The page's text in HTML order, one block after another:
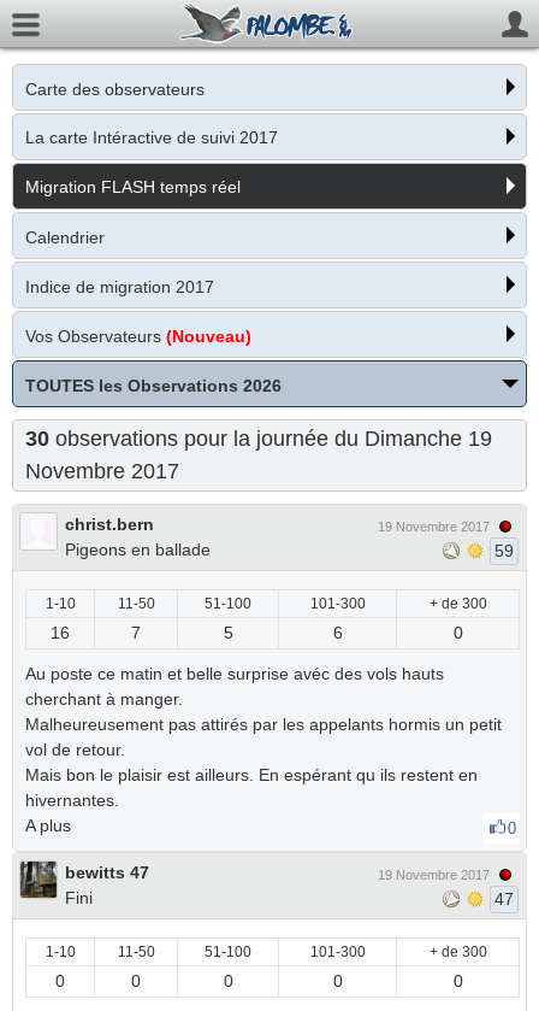
Carte des observateurs
La carte Intéractive de suivi 2017
Migration FLASH temps réel
Calendrier
Indice de migration 2017
Vos Observateurs (Nouveau)
TOUTES les Observations 2026
30 observations pour la journée du Dimanche 19
Novembre 2017
christ.bern
Pigeons en ballade
19 Novembre 2017
59
1-10 11-50 51-100 101-300 + de 300
16 7 5 6 0
Au poste ce matin et belle surprise avéc des vols hauts
cherchant à manger.
Malheureusement pas attirés par les appelants hormis un petit
vol de retour.
Mais bon le plaisir est ailleurs. En espérant qu ils restent en
hivernantes.
A plus
0
bewitts 47
Fini
19 Novembre 2017
47
1-10 11-50 51-100 101-300 + de 300
0 0 0 0 0